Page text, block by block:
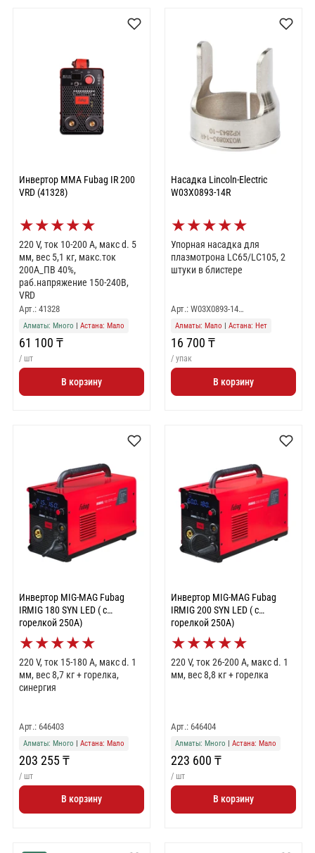
Инвертор MMA Fubag IR 200
VRD (41328)
★★★★★
220 V, ток 10-200 А, макс d. 5
мм, вес 5,1 кг, макс.ток
200А_ПВ 40%,
раб.напряжение 150-240В,
VRD
Арт.: 41328
Алматы: Много Астана: Мало
61 100 ₸
/ шт
В корзину
Насадка Lincoln-Electric
W03X0893-14R
★★★★★
Упорная насадка для
плазмотрона LC65/LC105, 2
штуки в блистере
Арт.: W03X0893-14…
Алматы: Мало Астана: Нет
16 700 ₸
/ упак
В корзину
Инвертор MIG-MAG Fubag
IRMIG 180 SYN LED ( с
горелкой 250А)
★★★★★
220 V, ток 15-180 А, макс d. 1
мм, вес 8,7 кг + горелка,
синергия
Арт.: 646403
Алматы: Много | Астана: Мало
203 255 ₸
/ шт
В корзину
Инвертор MIG-MAG Fubag
IRMIG 200 SYN LED ( с
горелкой 250А)
★★★★★
220 V, ток 26-200 А, макс d. 1
мм, вес 8,8 кг + горелка
Арт.: 646404
Алматы: Много | Астана: Мало
223 600 ₸
/ шт
В корзину